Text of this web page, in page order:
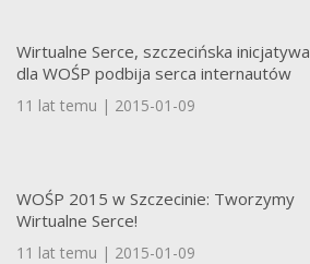
Wirtualne Serce, szczecińska inicjatywa
dla WOŚP podbija serca internautów
11 lat temu | 2015-01-09
WOŚP 2015 w Szczecinie: Tworzymy
Wirtualne Serce!
11 lat temu | 2015-01-09